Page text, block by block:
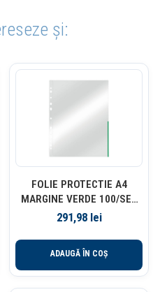
și:
FOLIE PROTECTIE A4
MARGINE VERDE 100/SET
105 MICRONI ESSELTE
291,98 lei
ADAUGĂ ÎN COȘ